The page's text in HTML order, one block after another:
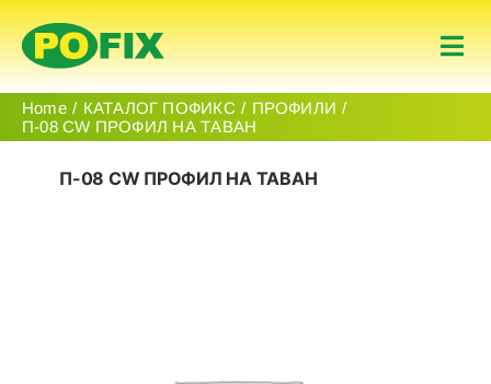
Skip
to
content
Почеток
Производи
Home КАТАЛОГ ПОФИКС
ПРОФИЛИ
П-08 CW ПРОФИЛ НА ТАВАН
П-08 CW ПРОФИЛ НА ТАВАН